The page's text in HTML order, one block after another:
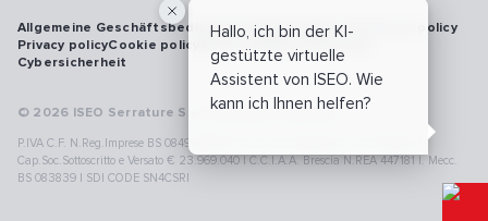
Hallo, ich bin der KI-
gestützte virtuelle
Assistent von ISEO. Wie
kann ich Ihnen helfen?
© 2026 ISEO Serrature S.p.A. All right reserved
P.IVA C.F. N.Reg.Imprese BS 08499190018 | Cap.Soc.Deliberato € 24.340.965 |
Cap.Soc.Sottoscritto e Versato € 23.969.040 | C.C.I.A.A. Brescia N.REA 447181 |. Mecc.
BS 083839 | SDI CODE SN4CSRI
Allgemeine GeschäftsbedingungenVulnerability disclosure policy
Privacy policyCookie policy Model 231
Whistleblowing
Cybersicherheit